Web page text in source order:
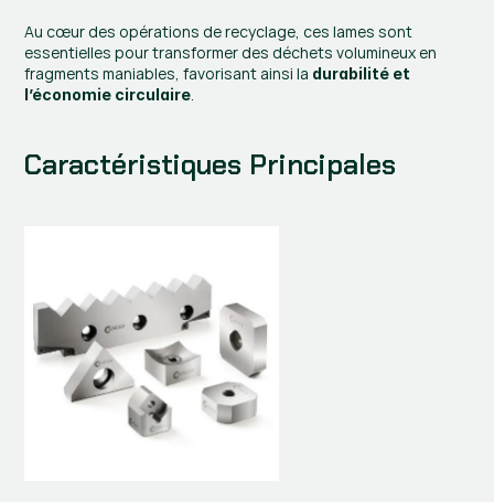
Au cœur des opérations de recyclage, ces lames sont
essentielles pour transformer des déchets volumineux en
fragments maniables, favorisant ainsi la durabilité et
l’économie circulaire.
Caractéristiques Principales